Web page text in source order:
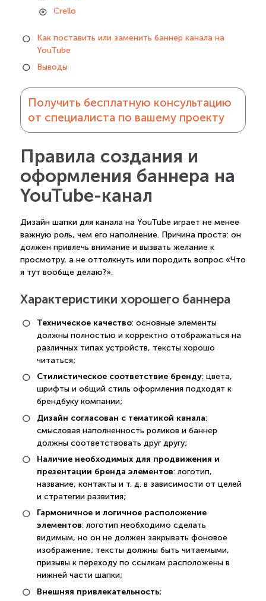
Crello
Как поставить или заменить баннер канала на
YouTube
Выводы
Получить бесплатную консультацию
от специалиста по вашему проекту
Правила создания и
оформления баннера на
YouTube-канал
Дизайн шапки для канала на YouTube играет не менее
важную роль, чем его наполнение. Причина проста: он
должен привлечь внимание и вызвать желание к
просмотру, а не оттолкнуть или породить вопрос «Что
я тут вообще делаю?».
Характеристики хорошего баннера
Техническое качество: основные элементы
должны полностью и корректно отображаться на
различных типах устройств, тексты хорошо
читаться;
Стилистическое соответствие бренду: цвета,
шрифты и общий стиль оформления подходят к
брендбуку компании;
Дизайн согласован с тематикой канала:
смысловая наполненность роликов и баннер
должны соответствовать друг другу;
Наличие необходимых для продвижения и
презентации бренда элементов: логотип,
название, контакты и т. д. в зависимости от целей
и стратегии развития;
Гармоничное и логичное расположение
элементов: логотип необходимо сделать
видимым, но он не должен закрывать фоновое
изображение; тексты должны быть читаемыми,
призывы к переходу по ссылкам расположены в
нижней части шапки;
Внешняя привлекательность;